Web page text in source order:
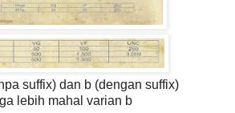
suffix) dan b (dengan suffix)
lebih mahal varian b